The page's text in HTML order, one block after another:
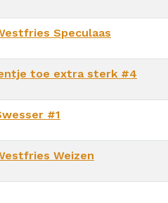
Speculaas
toe extra sterk #4
#1
Weizen